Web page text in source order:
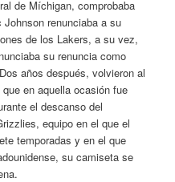
de Míchigan, comprobaba
renunciaba a su
de los Lakers, a su vez,
su renuncia como
años después, volvieron al
en aquella ocasión fue
el descanso del
equipo en el que el
temporadas y en el que
su camiseta se